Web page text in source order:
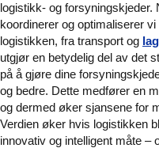
logistikk- og forsyningskjeder.
koordinerer og optimaliserer
logistikken, fra transport og
utgjør en betydelig del av det
på å gjøre dine
og bedre. Dette medfører en
og dermed øker sjansene for
Verdien øker hvis logistikken
innovativ og intelligent måte –